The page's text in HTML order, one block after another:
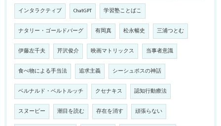
インタラクティブ ChatGPT 学習塾ことばこ
ナタリー・ゴールドバーグ 有岡真 松永暢史 三浦つとむ
伊藤左千夫 芹沢俊介 映画マトリックス 当事者意識
食べ物による手当法 追求主義 シーシュポスの神話
ベルナルド・ベルトルッチ クセナキス 認知行動療法
スヌーピー 潮目を読む 存在を消す 頑張らない